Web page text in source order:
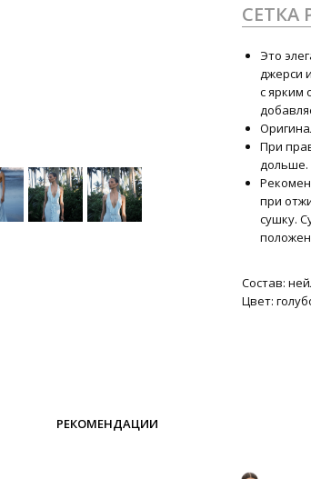
СЕТКА
Это
джерси
с ярким
При
дольше.
при
сушку.
Состав:
Цвет:
РЕКОМЕНДАЦИИ